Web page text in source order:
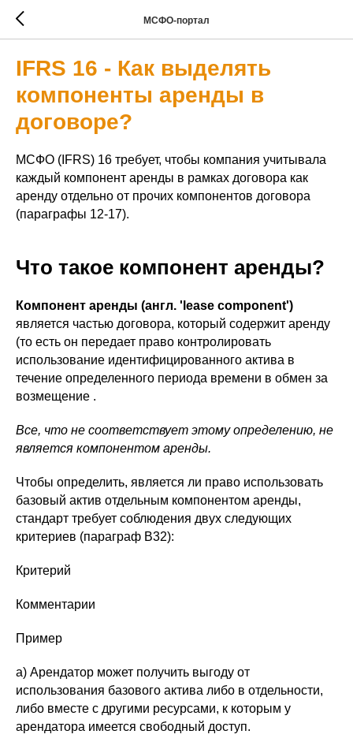
МСФО-портал
IFRS 16 - Как выделять
компоненты аренды в
договоре?
МСФО (IFRS) 16 требует, чтобы компания учитывала
каждый компонент аренды в рамках договора как
аренду отдельно от прочих компонентов договора
(параграфы 12-17).
Что такое компонент аренды?
Компонент аренды (англ. 'lease component')
является частью договора, который содержит аренду
(то есть он передает право контролировать
использование идентифицированного актива в
течение определенного периода времени в обмен за
возмещение .
Все, что не соответствует этому определению, не
является компонентом аренды.
Чтобы определить, является ли право использовать
базовый актив отдельным компонентом аренды,
стандарт требует соблюдения двух следующих
критериев (параграф B32):
Критерий
Комментарии
Пример
a) Арендатор может получить выгоду от
использования базового актива либо в отдельности,
либо вместе с другими ресурсами, к которым у
арендатора имеется свободный доступ.